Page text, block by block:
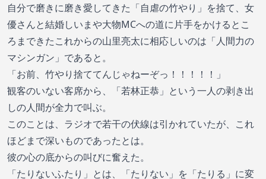
自分で磨きに磨き愛してきた「自虐の竹やり」を捨て、女
優さんと結婚しいまや大物MCへの道に片手をかけるとこ
ろまできたこれからの山里亮太に相応しいのは「人間力の
マシンガン」であると。
「お前、竹やり捨ててんじゃねーぞっ！！！！！」
観客のいない客席から、「若林正恭」という一人の剥き出
しの人間が全力で叫ぶ。
このことは、ラジオで若干の伏線は引かれていたが、これ
ほどまで深いものであったとは。
彼の心の底からの叫びに奮えた。
「たりないふたり」とは、「たりない」を「たりる」に変